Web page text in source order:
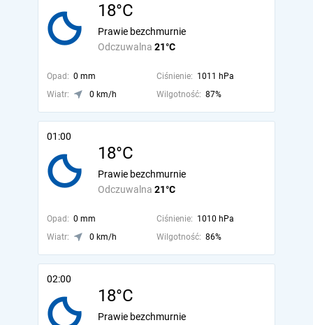
18°C
Odczuwalna 21°C
Prawie bezchmurnie
Opad: 0 mm Ciśnienie: 1011 hPa
Wiatr:
0 km/h Wilgotność: 87%
01:00
18°C
Odczuwalna 21°C
Prawie bezchmurnie
Opad: 0 mm Ciśnienie: 1010 hPa
Wiatr:
0 km/h Wilgotność: 86%
02:00
18°C
Prawie bezchmurnie